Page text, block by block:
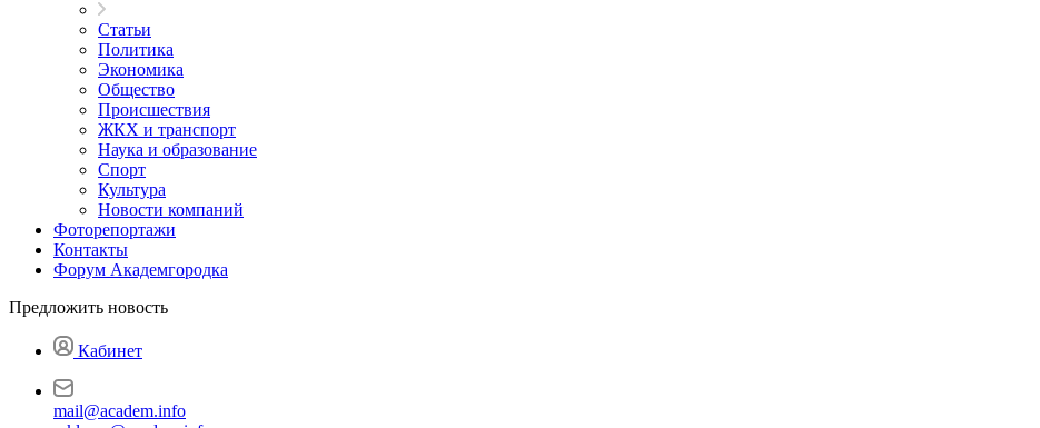
Статьи
Политика
Экономика
Общество
Происшествия
ЖКХ и транспорт
Наука и образование
Спорт
Культура
Новости компаний
Фоторепортажи
Контакты
Форум Академгородка
Предложить новость
Кабинет
mail@academ.info